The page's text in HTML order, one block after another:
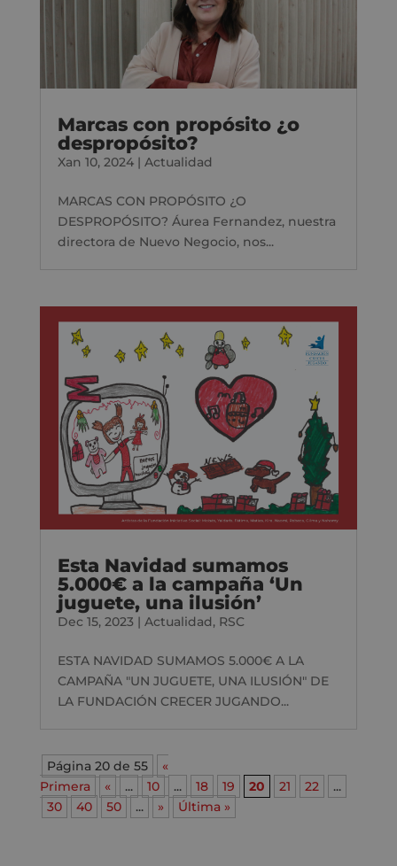
Marcas con propósito ¿o
despropósito?
Xan 10, 2024| Actualidad
MARCAS CON PROPÓSITO ¿O
DESPROPÓSITO? Áurea Fernandez, nuestra
directora de Nuevo Negocio, nos...
Esta Navidad sumamos
5.000€ a la campaña ‘Un
juguete, una ilusión’
Dec 15, 2023| Actualidad, RSC
ESTA NAVIDAD SUMAMOS 5.000€ A LA
CAMPAÑA "UN JUGUETE, UNA ILUSIÓN" DE
LA FUNDACIÓN CRECER JUGANDO...
Página 20 de 55
«
Primera
« ... 10 ... 18 19 20 21 22
...
30
40 50 ... » Última »